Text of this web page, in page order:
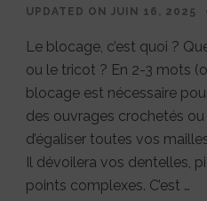
UPDATED ON JUIN 16, 2025
Le blocage, c’est quoi ?
ou le tricot ? En 2-3 mots
blocage est nécessaire
des ouvrages crochetés
d’égaliser toutes vos
Il dévoilera vos dentelles,
points complexes. C’est …